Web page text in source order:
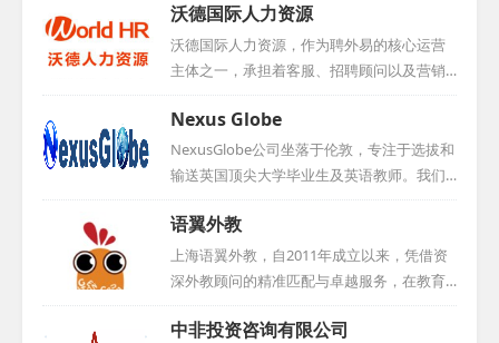
沃德国际人力资源
沃德国际人力资源，作为聘外易的核心运营
主体之一，承担着客服、招聘顾问以及营销
团队等多重职责。凭借其在人力资源领域的
卓越表现，公司于2016年荣获中国互联网人
才招聘行业优秀示范企业称号，同时积极与
学校展开合作，为行业输送优秀人才。...
Nexus Globe
NexusGlobe公司坐落于伦敦，专注于选拔和
输送英国顶尖大学毕业生及英语教师。我们
的团队由一群拥有超过15年海外留学和工作
经历的精英组成，他们毕业于伦敦商学院、
伦敦大学亚非学院等一流学府。自公司成立
以来，NexusGlobe已与众多英国知名大学及
语言培训机构建立了稳固的合作关系，如伦
敦大学伯贝克学院、考文垂大学、坎特博雷
语翼外教
上海语翼外教，自2011年成立以来，凭借资
深外教顾问的精准匹配与卓越服务，在教育
培训领域树立了良好口碑。作为上海语轶商
务咨询有限公司的核心板块，我们专注于为
中非投资咨询有限公司